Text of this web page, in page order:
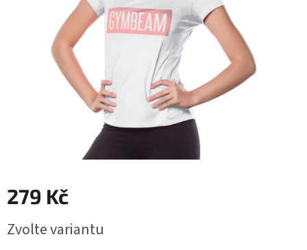
279 Kč
cena:
Zvolte variantu